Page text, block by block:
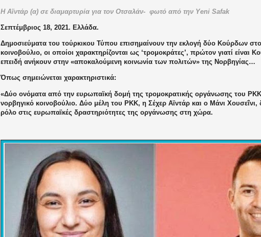
Η Αϊντάρ (α) σε διαμαρτυρία για τον Οτσαλάν- φωτό από την Yeni Safak
Σεπτέμβριος 18, 2021. Ελλάδα.
Δημοσιεύματα του τούρκικου Τύπου επισημαίνουν την εκλογή δύο Κούρδων
κοινοβούλιο, οι οποίοι χαρακτηρίζονται ως ‘τρομοκράτες’, πρώτον γιατί είναι
επειδή ανήκουν στην «αποκαλούμενη κοινωνία των πολιτών» της Νορβηγίας…
Όπως σημειώνεται χαρακτηριστικά:
«Δύο ονόματα από την ευρωπαϊκή δομή της τρομοκρατικής οργάνωσης του
νορβηγικό κοινοβούλιο. Δύο μέλη του PKK, η Σέχερ Αϊντάρ και ο Μάνι Χουσεΐνι,
ρόλο στις ευρωπαϊκές δραστηριότητες της οργάνωσης στη χώρα.